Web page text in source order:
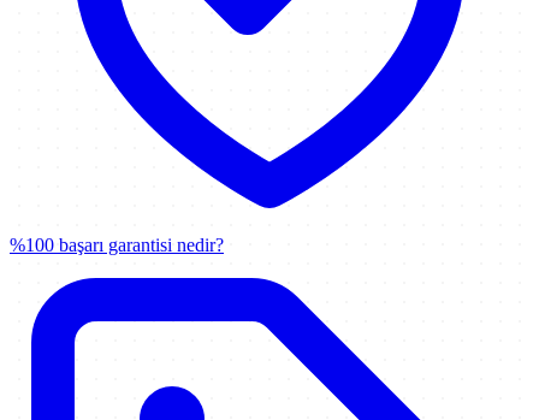
%100 başarı garantisi nedir?